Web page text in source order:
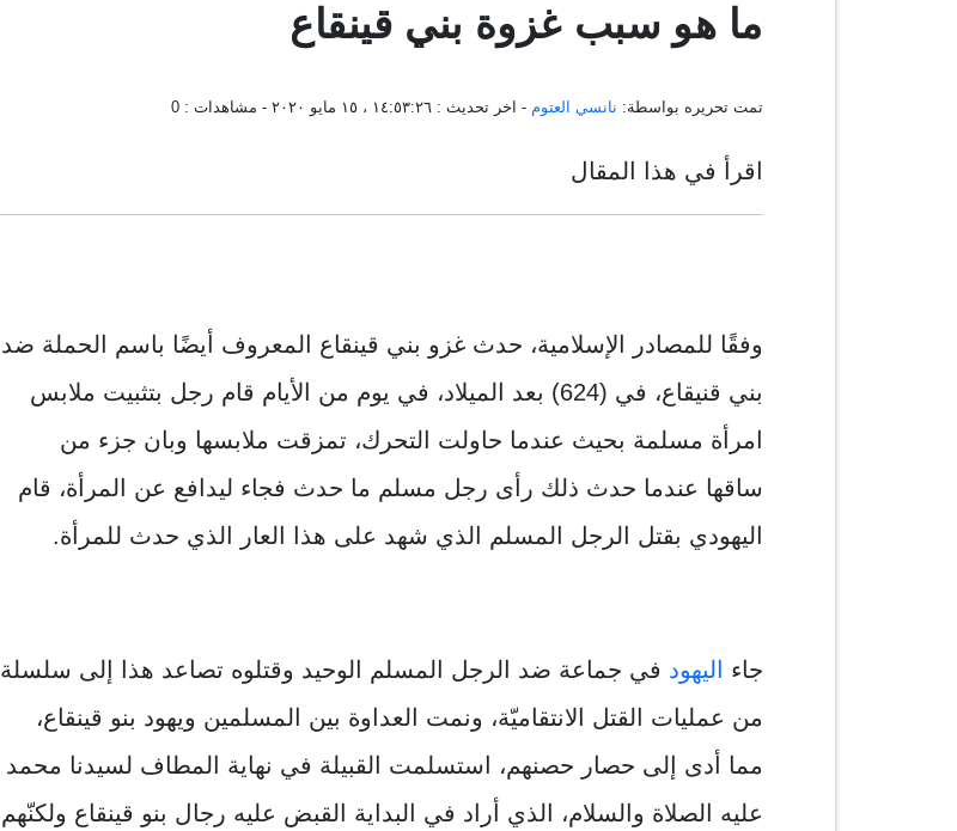
ما هو سبب غزوة ​​بني قينقاع
تمت تحريره بواسطة: نانسي العتوم - اخر تحديث : ١٤:٥٣:٢٦ ، ١٥ مايو ٢٠٢٠ - مشاهدات : 0
اقرأ في هذا المقال
وفقًا للمصادر الإسلامية، حدث غزو بني قينقاع المعروف أيضًا باسم الحملة ضد
بني قنيقاع، في (624) بعد الميلاد، في يوم من الأيام قام رجل بتثبيت ملابس
امرأة مسلمة بحيث عندما حاولت التحرك، تمزقت ملابسها وبان جزء من
ساقها عندما حدث ذلك رأى رجل مسلم ما حدث فجاء ليدافع عن المرأة، قام
اليهودي بقتل الرجل المسلم الذي شهد على هذا العار الذي حدث للمرأة.
جاء اليهود في جماعة ضد الرجل المسلم الوحيد وقتلوه تصاعد هذا إلى سلسلة
من عمليات القتل الانتقاميّة، ونمت العداوة بين المسلمين ويهود بنو قينقاع،
مما أدى إلى حصار حصنهم، استسلمت القبيلة في نهاية المطاف لسيدنا محمد
عليه الصلاة والسلام، الذي أراد في البداية القبض عليه رجال بنو قينقاع ولكنّهم